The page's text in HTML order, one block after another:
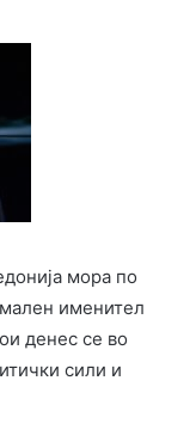
мора по
именител
денес се во
сили и